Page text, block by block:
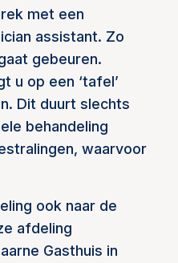
met een
assistant. Zo
gebeuren.
u op een ‘tafel’
Dit duurt slechts
behandeling
waarvoor
ook naar de
afdeling
Gasthuis in